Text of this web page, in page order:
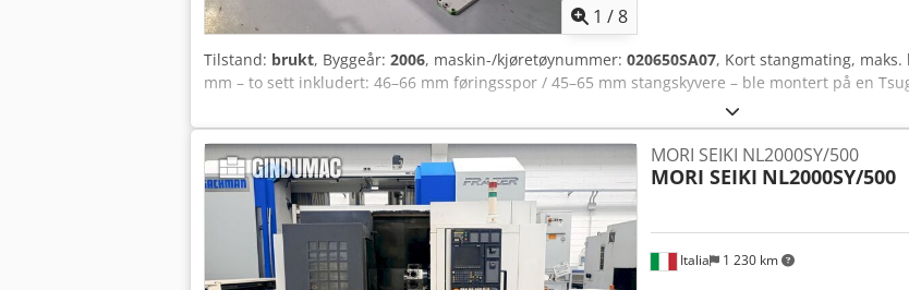
1 /8
Tilstand: brukt, Byggeår: 2006, maskin-/kjøretøynummer: 020650SA07, Kort stangmating,
mm – to sett inkludert: 46–66 mm føringsspor / 45–65 mm stangskyvere – ble montert på en
Italia 1 230 km
MORI SEIKI NL2000SY/500
MORI SEIKI NL2000SY/500